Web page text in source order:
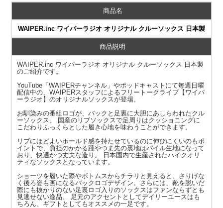
商品名
WAIPER.inc ワイパーラジオ オリジナル クルーソックス 日本製
商品説明
WAIPER.inc ワイパーラジオ オリジナル クルーソックス 日本製
のご紹介です。
YouTube「WAIPERチャンネル」やポッドキャストにて毎週日曜
配信中の、WAIPERスタッフによるフリートークライブ【ワイパ
ーラジオ】のオリジナルソックスが登場。
お馴染みの番組ロゴが、バックと足裏に大胆にあしらわれたクル
ーソックス。 国産のリブソックスで足周りはクッショニングに
こだわりふっくらとした履き心地を味わうことができます。
リブにほどよいホールド感を持たせているのに伸びにくいのもポ
イントで、負担のかかる踵やつま先の裏地はパイル生地になって
おり、快適かつ丈夫な造り。 日本国内で生産されたハイクオリ
ティなソックスとなっています。
ショーツを履いた際やボトムスからチラリと見えると、さりげな
く後ろ姿も画になるバックロゴデザイン。さらには、靴を脱いだ
際にも抜かりのない足裏ロゴ入りのソックスはファンならずとも
見逃せない逸品。 足元のアクセントとしてデイリーユースはも
ちろん、ギフトとしてもオススメの一足です。